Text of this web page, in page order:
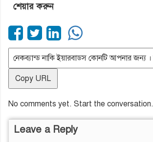
শেয়ার করুন
Copy URL
No comments yet. Start the conversation.
Leave a Reply